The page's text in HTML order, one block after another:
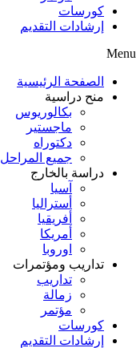
كورسات
إرشادات التقديم
Menu
الصفحة الرئيسية
منح دراسية
بكالوريوس
ماجستير
دكتوراه
جميع المراحل
دراسة بالخارج
آسيا
أستراليا
أفريقيا
أمريكا
اوروبا
تداريب ومؤتمرات
تداريب
زمالة
مؤتمر
كورسات
إرشادات التقديم